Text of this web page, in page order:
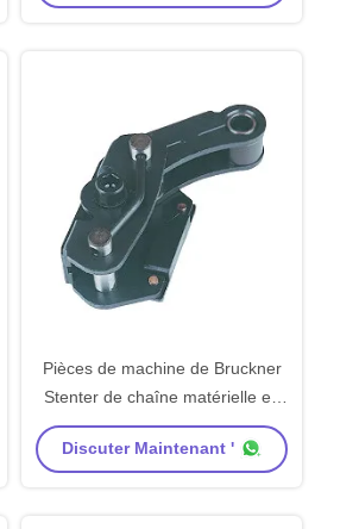
Pièces de machine de Bruckner
Stenter de chaîne matérielle en
acier de Harish Stenter
Discuter Maintenant '